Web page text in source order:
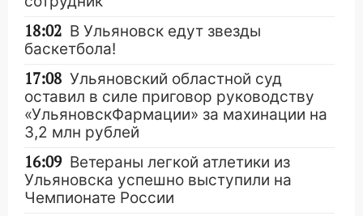
18:02 В Ульяновск едут звезды
баскетбола!
17:08 Ульяновский областной суд
оставил в силе приговор руководству
«УльяновскФармации» за махинации на
3,2 млн рублей
16:09 Ветераны легкой атлетики из
Ульяновска успешно выступили на
Чемпионате России